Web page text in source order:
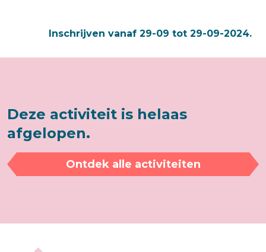
Inschrijven vanaf 29-09 tot 29-09-2024.
Deze activiteit is helaas
afgelopen.
Ontdek alle activiteiten